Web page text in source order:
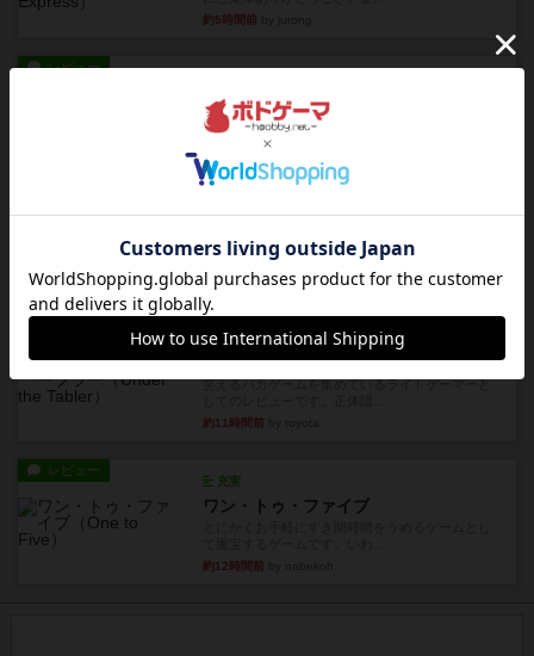
約5時間前
レビュー
フラットアイアン
世界に浸れる度 ☆☆☆☆★楽しさ ☆☆☆☆★
タイパ ☆☆☆☆☆マンハッ...
約7時間前by DKnewyork
花火：スターマイン
自分のカードは見えず他のプレイヤーのカードが
見える状態でカードを教えた...
約8時間前by mob567
充実
アンダー・ザ・テーブラー
笑えるバカゲームを集めているライトゲーマーと
約11時間前
レビュー
充実
ワン・トゥ・ファイブ
約12時間前